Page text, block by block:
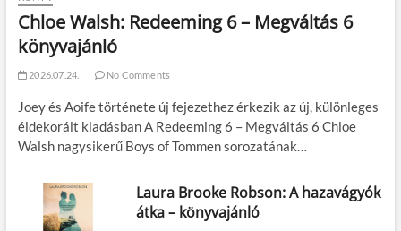
Chloe Walsh: Redeeming 6 – Megváltás 6
könyvajánló
2026.07.24. No Comments
Joey és Aoife története új fejezethez érkezik az új, különleges
éldekorált kiadásban A Redeeming 6 – Megváltás 6 Chloe
Walsh nagysikerű Boys of Tommen sorozatának…
Laura Brooke Robson: A hazavágyók
átka – könyvajánló